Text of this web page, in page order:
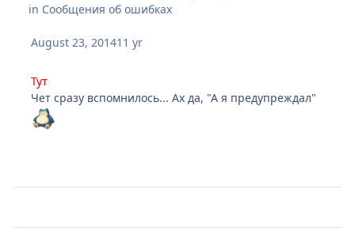
in Сообщения об ошибках
August 23, 201411 yr
Тут
Чет сразу вспомнилось... Ах да, "А я предупреждал"